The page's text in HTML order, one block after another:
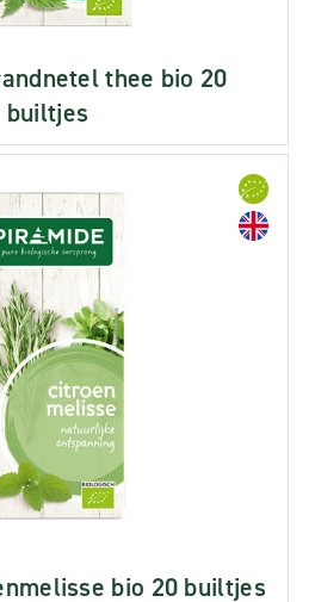
thee bio 20
builtjes
bio 20 builtjes